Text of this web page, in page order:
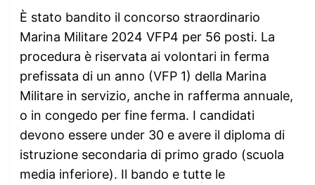
È stato bandito il concorso straordinario
Marina Militare 2024 VFP4 per 56 posti. La
procedura è riservata ai volontari in ferma
prefissata di un anno (VFP 1) della Marina
Militare in servizio, anche in rafferma annuale,
o in congedo per fine ferma. I candidati
devono essere under 30 e avere il diploma di
istruzione secondaria di primo grado (scuola
media inferiore). Il bando e tutte le